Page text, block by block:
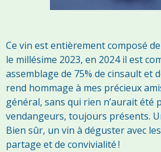
Ce vin est entièrement composé
le millésime 2023, en 2024 il est
assemblage de 75% de cinsault et
rend hommage à mes précieux
général, sans qui rien n’aurait été
vendangeurs, toujours présents.
Bien sûr, un vin à déguster avec
partage et de convivialité !